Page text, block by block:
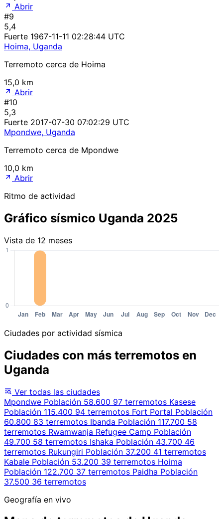
Abrir
#9
5,4
Fuerte 1967-11-11 02:28:44 UTC
Hoima, Uganda
Terremoto cerca de Hoima
15,0 km
Abrir
#10
5,3
Fuerte 2017-07-30 07:02:29 UTC
Mpondwe, Uganda
Terremoto cerca de Mpondwe
10,0 km
Abrir
Ritmo de actividad
Gráfico sísmico Uganda 2025
Vista de 12 meses
Ciudades por actividad sísmica
Ciudades con más terremotos en
Uganda
Ver todas las ciudades
Mpondwe Población 58.600 97 terremotos Kasese
Población 115.400 94 terremotos Fort Portal Población
60.800 83 terremotos Ibanda Población 117.700 58
terremotos Rwamwanja Refugee Camp Población
49.700 58 terremotos Ishaka Población 43.700 46
terremotos Rukungiri Población 37.200 41 terremotos
Kabale Población 53.200 39 terremotos Hoima
Población 122.700 37 terremotos Paidha Población
37.500 36 terremotos
Geografía en vivo